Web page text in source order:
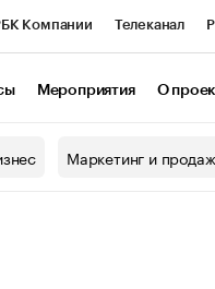
Компании Телеканал
Мероприятия О
Маркетинг и